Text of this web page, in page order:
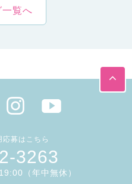
一覧へ
募はこちら
3263
（年中無休）